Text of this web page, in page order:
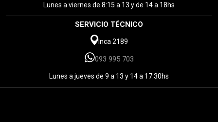
Lunes a viernes de 8:15 a 13 y de 14 a 18hs
SERVICIO TÉCNICO
Inca 2189
093 995 703
Lunes a jueves de 9 a 13 y 14 a 17:30hs